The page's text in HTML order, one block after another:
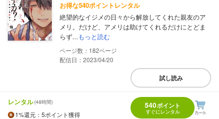
お得な540ポイントレンタル
絶望的なイジメの日々から解放してくれた親友のア
メリ。だけど、アメリは助けてくれるだけにとどま
らず...もっと読む
182
配信日：2023/04/20
試し読み
レンタル(48時間)
1%還元 ：5ポイント獲得
540ポイント
すぐにレンタル